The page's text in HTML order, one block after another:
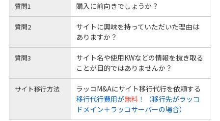
質問1 購入に前向きでしょうか？
質問2
サイトに興味を持っていただいた理由は
ありますか？
質問3
サイト名や使用KWなどの情報を抜き取る
ことが目的ではありませんか？
サイト移行方法
ラッコM&Aにサイト移行代行を依頼する
移行代行費用が無料！（移行先がラッコ
ドメイン＋ラッコサーバーの場合）